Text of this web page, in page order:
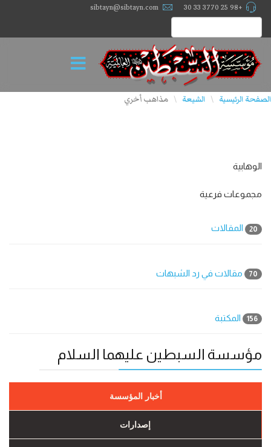
+98 25 3770 33 30
sibtayn@sibtayn.com
الصفحة الرئيسية \ الشيعة \ مذاهب أخري
الوهابیة
مجموعات فرعية
20 المقالات
70 مقالات في رد الشبهات
156 المكتبة
مؤسسة السبطين عليهما السلام
أخبار المؤسسة
إصدارات